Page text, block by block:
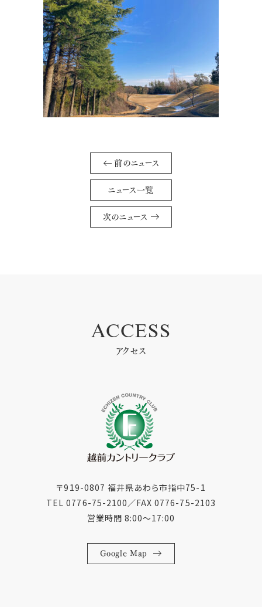
前のニュース
ニュース一覧
次のニュース
ACCESS
アクセス
〒919-0807 福井県あわら市指中75-1
TEL 0776-75-2100／FAX 0776-75-2103
営業時間 8:00〜17:00
Google Map